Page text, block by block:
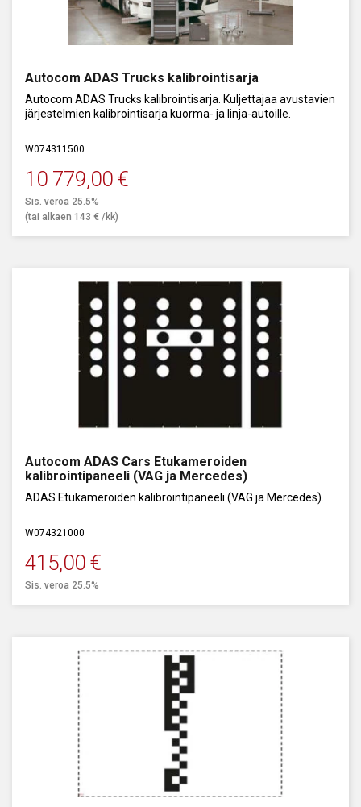
Autocom ADAS Trucks kalibrointisarja
Autocom ADAS Trucks kalibrointisarja. Kuljettajaa avustavien
järjestelmien kalibrointisarja kuorma- ja linja-autoille.
W074311500
10 779,00 €
Sis. veroa 25.5%
(tai alkaen 143 € /kk)
Autocom ADAS Cars Etukameroiden
kalibrointipaneeli (VAG ja Mercedes)
ADAS Etukameroiden kalibrointipaneeli (VAG ja Mercedes).
W074321000
415,00 €
Sis. veroa 25.5%